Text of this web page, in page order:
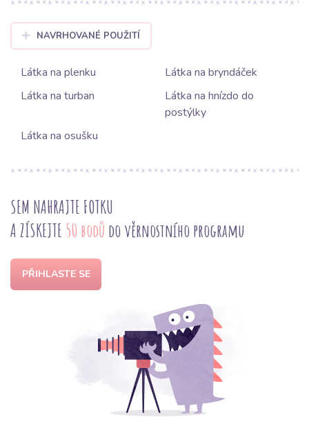
NAVRHOVANÉ POUŽITÍ
Látka na plenku
Látka na bryndáček
Látka na turban
Látka na hnízdo do
postýlky
Látka na osušku
SEM NAHRAJTE FOTKU
A ZÍSKEJTE 50 bodů do věrnostního programu
PŘIHLASTE SE